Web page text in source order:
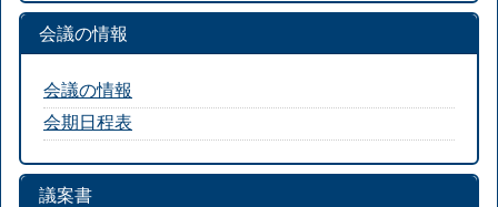
会議の情報
会議の情報
会期日程表
議案書